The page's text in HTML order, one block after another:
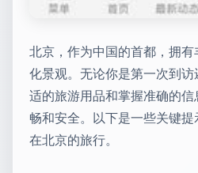
北京，作为中国的首都，拥
化景观。无论你是第一次到
适的旅游用品和掌握准确的
畅和安全。以下是一些关键
在北京的旅行。